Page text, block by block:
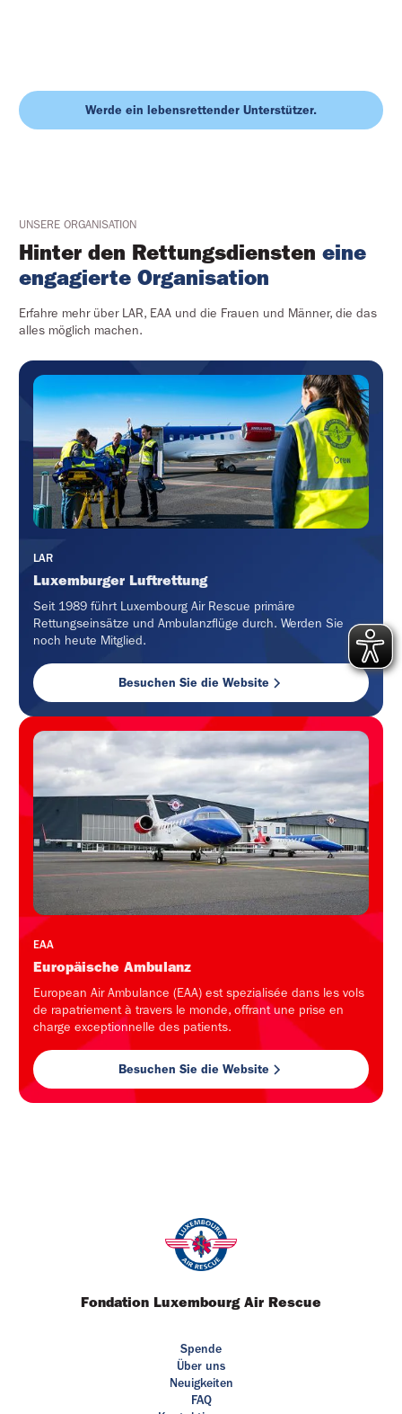
Werde ein lebensrettender Unterstützer.
UNSERE ORGANISATION
Hinter den Rettungsdiensten eine
engagierte Organisation
Erfahre mehr über LAR, EAA und die Frauen und Männer, die das
alles möglich machen.
LAR
Luxemburger Luftrettung
Seit 1989 führt Luxembourg Air Rescue primäre
Rettungseinsätze und Ambulanzflüge durch. Werden Sie
noch heute Mitglied.
Besuchen Sie die Website
EAA
Europäische Ambulanz
European Air Ambulance (EAA) est spezialisée dans les vols
de rapatriement à travers le monde, offrant une prise en
charge exceptionnelle des patients.
Besuchen Sie die Website
Fondation Luxembourg Air Rescue
Spende
Über uns
Neuigkeiten
FAQ